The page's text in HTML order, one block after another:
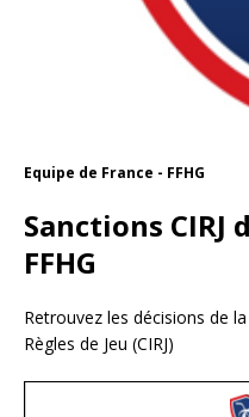
Equipe de France - FFHG
Sanctions CIRJ
FFHG
Retrouvez les décisions de
Règles de Jeu (CIRJ)